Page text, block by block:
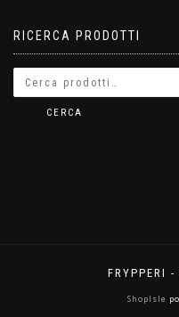
RICERCA PRODOTTI
CERCA
FRYPPERI
ShopIsle